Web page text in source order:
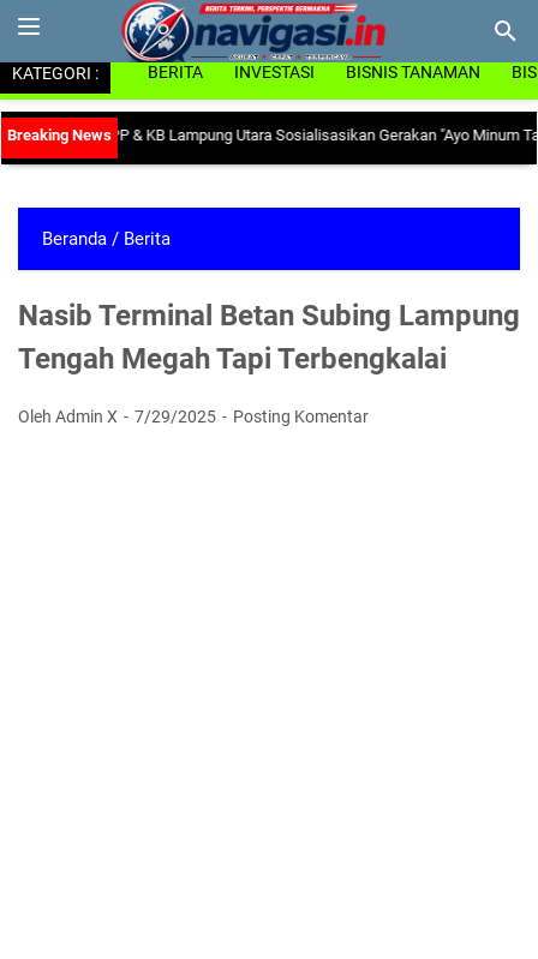
KATEGORI : BERITA INVESTASI BISNIS TANAMAN
Dinas PP & KB Lampung Utara Sosialisasikan Gerakan "Ayo Minum Tablet
Beranda / Berita
Nasib Terminal Betan Subing Lampung
Tengah Megah Tapi Terbengkalai
Oleh Admin X 7/29/2025 Posting Komentar